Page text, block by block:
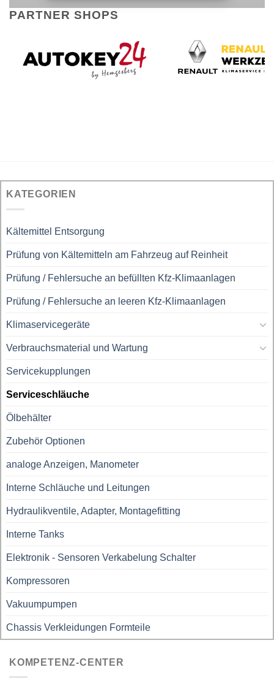
PARTNER SHOPS
KATEGORIEN
Kältemittel Entsorgung
Prüfung von Kältemitteln am Fahrzeug auf Reinheit
Prüfung / Fehlersuche an befüllten Kfz-Klimaanlagen
Prüfung / Fehlersuche an leeren Kfz-Klimaanlagen
Klimaservicegeräte
Verbrauchsmaterial und Wartung
Servicekupplungen
Serviceschläuche
Ölbehälter
Zubehör Optionen
analoge Anzeigen, Manometer
Interne Schläuche und Leitungen
Hydraulikventile, Adapter, Montagefitting
Interne Tanks
Elektronik - Sensoren Verkabelung Schalter
Kompressoren
Vakuumpumpen
Chassis Verkleidungen Formteile
KOMPETENZ-CENTER